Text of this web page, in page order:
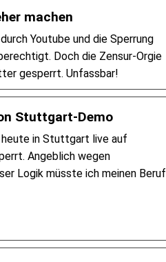
machen
Youtube und die Sperrung
Doch die Zensur-Orgie
gesperrt. Unfassbar!
Stuttgart-Demo
heute in Stuttgart live auf
Angeblich wegen
Logik müsste ich meinen Beruf